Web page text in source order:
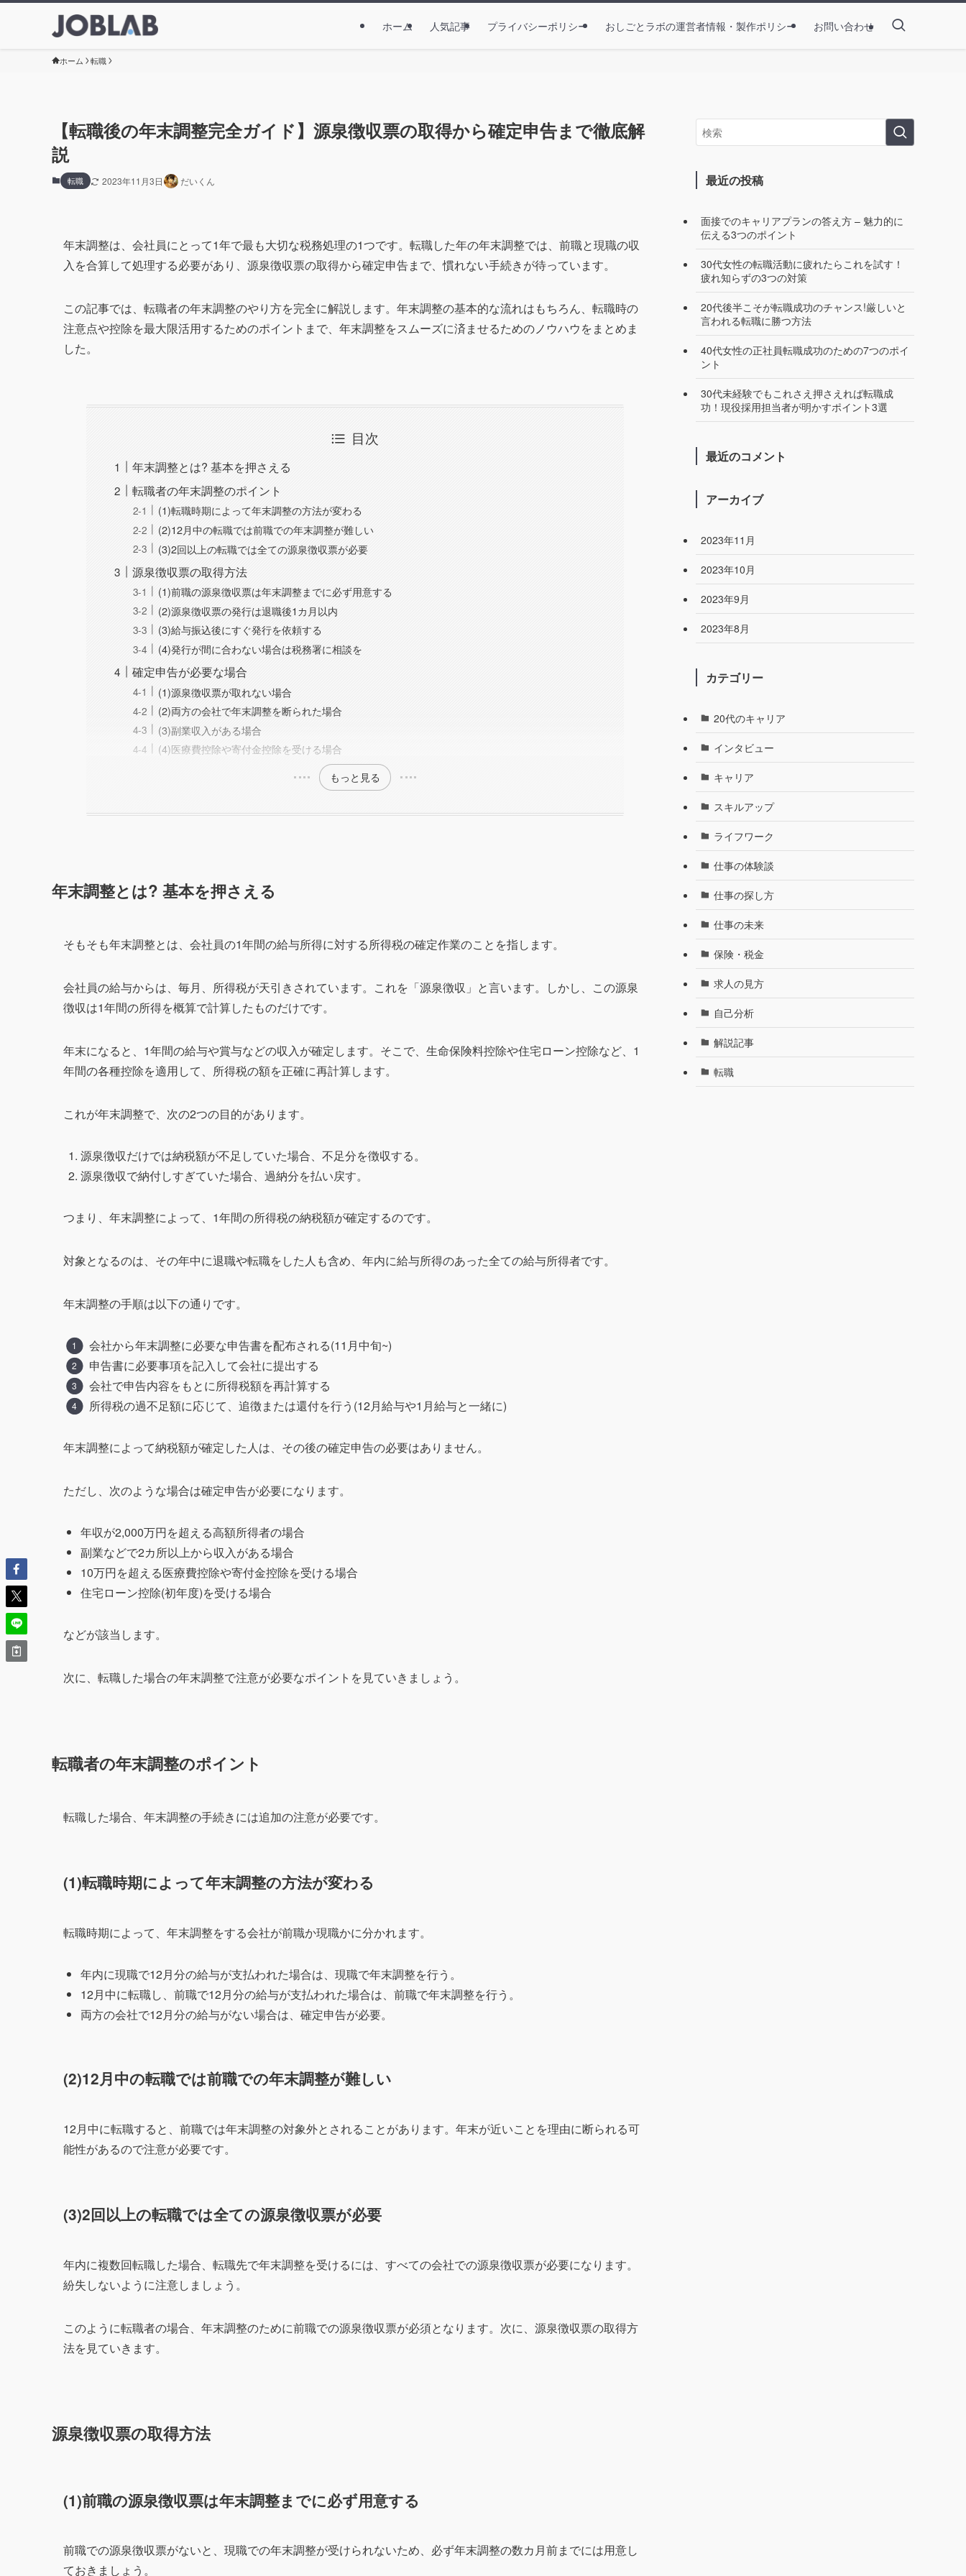
ホーム 人気記事 プライバシーポリシー おしごとラボの運営者情報・製作ポリシー お問い合わせ
ホーム 転職
【転職後の年末調整完全ガイド】源泉徴収票の取得から確定申告まで徹底解
説
転職 2023年11月3日 だいくん
年末調整は、会社員にとって1年で最も大切な税務処理の1つです。転職した年の年末調整では、前職と現職の収
入を合算して処理する必要があり、源泉徴収票の取得から確定申告まで、慣れない手続きが待っています。
この記事では、転職者の年末調整のやり方を完全に解説します。年末調整の基本的な流れはもちろん、転職時の
注意点や控除を最大限活用するためのポイントまで、年末調整をスムーズに済ませるためのノウハウをまとめま
した。
目次
年末調整とは? 基本を押さえる
転職者の年末調整のポイント
(1)転職時期によって年末調整の方法が変わる
(2)12月中の転職では前職での年末調整が難しい
(3)2回以上の転職では全ての源泉徴収票が必要
源泉徴収票の取得方法
(1)前職の源泉徴収票は年末調整までに必ず用意する
(2)源泉徴収票の発行は退職後1カ月以内
(3)給与振込後にすぐ発行を依頼する
(4)発行が間に合わない場合は税務署に相談を
確定申告が必要な場合
(1)源泉徴収票が取れない場合
(2)両方の会社で年末調整を断られた場合
(3)副業収入がある場合
(4)医療費控除や寄付金控除を受ける場合
もっと見る
年末調整とは? 基本を押さえる
そもそも年末調整とは、会社員の1年間の給与所得に対する所得税の確定作業のことを指します。
会社員の給与からは、毎月、所得税が天引きされています。これを「源泉徴収」と言います。しかし、この源泉
徴収は1年間の所得を概算で計算したものだけです。
年末になると、1年間の給与や賞与などの収入が確定します。そこで、生命保険料控除や住宅ローン控除など、1
年間の各種控除を適用して、所得税の額を正確に再計算します。
これが年末調整で、次の2つの目的があります。
源泉徴収だけでは納税額が不足していた場合、不足分を徴収する。
源泉徴収で納付しすぎていた場合、過納分を払い戻す。
つまり、年末調整によって、1年間の所得税の納税額が確定するのです。
対象となるのは、その年中に退職や転職をした人も含め、年内に給与所得のあった全ての給与所得者です。
年末調整の手順は以下の通りです。
会社から年末調整に必要な申告書を配布される(11月中旬~)
申告書に必要事項を記入して会社に提出する
会社で申告内容をもとに所得税額を再計算する
所得税の過不足額に応じて、追徴または還付を行う(12月給与や1月給与と一緒に)
年末調整によって納税額が確定した人は、その後の確定申告の必要はありません。
ただし、次のような場合は確定申告が必要になります。
年収が2,000万円を超える高額所得者の場合
副業などで2カ所以上から収入がある場合
10万円を超える医療費控除や寄付金控除を受ける場合
住宅ローン控除(初年度)を受ける場合
などが該当します。
次に、転職した場合の年末調整で注意が必要なポイントを見ていきましょう。
転職者の年末調整のポイント
転職した場合、年末調整の手続きには追加の注意が必要です。
(1)転職時期によって年末調整の方法が変わる
転職時期によって、年末調整をする会社が前職か現職かに分かれます。
年内に現職で12月分の給与が支払われた場合は、現職で年末調整を行う。
12月中に転職し、前職で12月分の給与が支払われた場合は、前職で年末調整を行う。
両方の会社で12月分の給与がない場合は、確定申告が必要。
(2)12月中の転職では前職での年末調整が難しい
12月中に転職すると、前職では年末調整の対象外とされることがあります。年末が近いことを理由に断られる可
能性があるので注意が必要です。
(3)2回以上の転職では全ての源泉徴収票が必要
年内に複数回転職した場合、転職先で年末調整を受けるには、すべての会社での源泉徴収票が必要になります。
紛失しないように注意しましょう。
このように転職者の場合、年末調整のために前職での源泉徴収票が必須となります。次に、源泉徴収票の取得方
法を見ていきます。
源泉徴収票の取得方法
(1)前職の源泉徴収票は年末調整までに必ず用意する
前職での源泉徴収票がないと、現職での年末調整が受けられないため、必ず年末調整の数カ月前までには用意し
ておきましょう。
最近の投稿
面接でのキャリアプランの答え方 – 魅力的に
伝える3つのポイント
30代女性の転職活動に疲れたらこれを試す！
疲れ知らずの3つの対策
20代後半こそが転職成功のチャンス!厳しいと
言われる転職に勝つ方法
40代女性の正社員転職成功のための7つのポイ
ント
30代未経験でもこれさえ押さえれば転職成
功！現役採用担当者が明かすポイント3選
最近のコメント
アーカイブ
2023年11月
2023年10月
2023年9月
2023年8月
カテゴリー
20代のキャリア
インタビュー
キャリア
スキルアップ
ライフワーク
仕事の体験談
仕事の探し方
仕事の未来
保険・税金
求人の見方
自己分析
解説記事
転職